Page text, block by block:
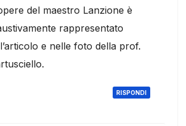
del maestro Lanzione è
rappresentato
e nelle foto della prof.
RISPONDI